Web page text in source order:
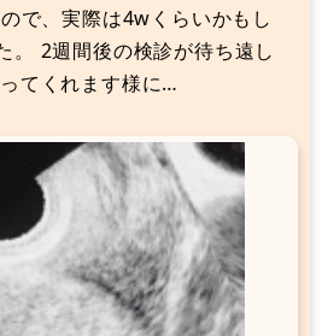
で、実際は4wくらいかもし
。 2週間後の検診が待ち遠し
てくれます様に…